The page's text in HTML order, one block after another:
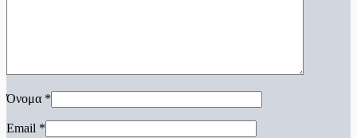
Όνομα *
Email *